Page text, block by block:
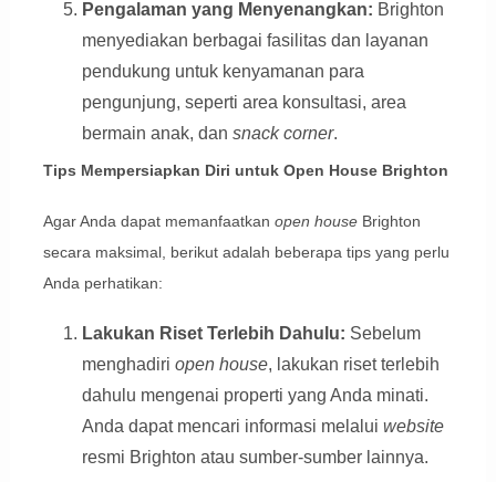
Pengalaman yang Menyenangkan: Brighton
menyediakan berbagai fasilitas dan layanan
pendukung untuk kenyamanan para
pengunjung, seperti area konsultasi, area
bermain anak, dan snack corner.
Tips Mempersiapkan Diri untuk Open House Brighton
Agar Anda dapat memanfaatkan open houseBrighton
secara maksimal, berikut adalah beberapa tips yang perlu
Anda perhatikan:
Lakukan Riset Terlebih Dahulu: Sebelum
menghadiri open house, lakukan riset terlebih
dahulu mengenai properti yang Anda minati.
Anda dapat mencari informasi melalui website
resmi Brighton atau sumber-sumber lainnya.